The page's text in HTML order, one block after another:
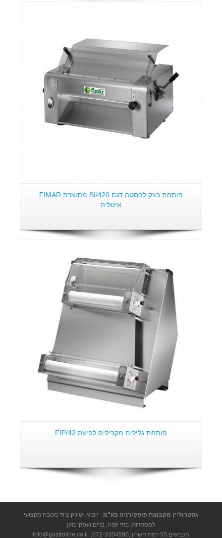
פרטים:
פותחת בצק לפסטה דגם SI/420 מתוצרת FIMAR
איטליה
פרטים:
פותחת גלילים מקבילים לפיצה FIP/42
גסטרוליין מקבוצת פופקורניה בע"מ - ייבוא ושיווק ציוד מטבח מקצועי
למסעדות, בתי קפה, ברים ועסקי מזון
הנביאים 55 רמת השרון ,
072-3304990
Info@gastroline.co.il